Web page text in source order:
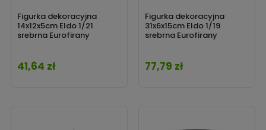
Figurka dekoracyjna
14x12x5cm Eldo 1/21
srebrna Eurofirany
Cena
41,64 zł
Figurka dekoracyjna
31x6x15cm Eldo 1/19
srebrna Eurofirany
Cena
77,79 zł